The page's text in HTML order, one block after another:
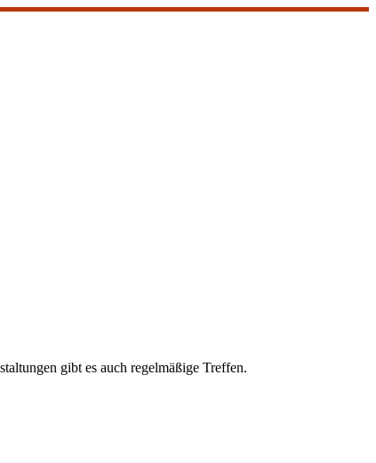
gibt es auch regelmäßige Treffen.